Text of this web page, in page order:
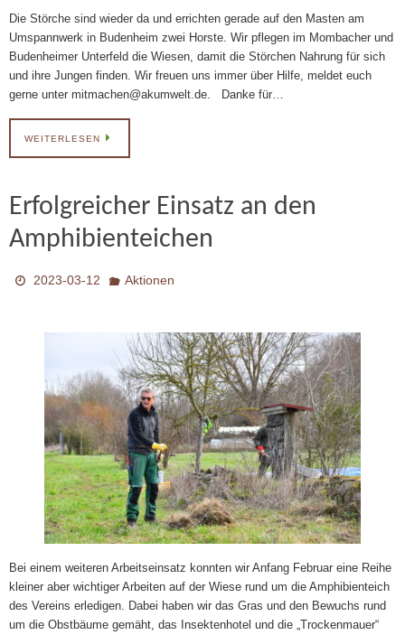
Die Störche sind wieder da und errichten gerade auf den Masten am
Umspannwerk in Budenheim zwei Horste. Wir pflegen im Mombacher und
Budenheimer Unterfeld die Wiesen, damit die Störchen Nahrung für sich
und ihre Jungen finden. Wir freuen uns immer über Hilfe, meldet euch
gerne unter mitmachen@akumwelt.de. Danke für…
WEITERLESEN
Erfolgreicher Einsatz an den
Amphibienteichen
2023-03-12 Aktionen
Bei einem weiteren Arbeitseinsatz konnten wir Anfang Februar eine Reihe
kleiner aber wichtiger Arbeiten auf der Wiese rund um die Amphibienteich
des Vereins erledigen. Dabei haben wir das Gras und den Bewuchs rund
um die Obstbäume gemäht, das Insektenhotel und die „Trockenmauer“